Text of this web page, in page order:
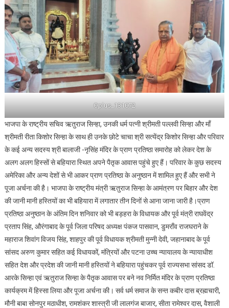
ऋतुराज
सिन्हा
आमंत्रण
पर
होंगी
देश
शामिल
Oplus_131072
भाजपा के राष्ट्रीय सचिव ऋतुराज सिन्हा, उनकी धर्म पत्नी श्रीमती पल्लवी सिन्हा और माँ
श्रीमती रीता किशोर सिन्हा के साथ ही उनके छोटे चाचा श्री सत्येंद्र किशोर सिन्हा और परिवार
के कई अन्य सदस्य श्री बालाजी -नृसिंह मंदिर के प्राण प्रतिष्ठा समारोह को लेकर देश के
अलग अलग हिस्सों से बहियारा स्थित अपने पैतृक आवास पहुंचे हुए हैं। परिवार के कुछ सदस्य
अमेरिका और अन्य देशों से भी आकर प्राण प्रतिष्ठा के अनुष्ठान में शामिल हुए हैं और सभी ने
पूजा अर्चना की है। भाजपा के राष्ट्रीय मंत्री ऋतुराज सिन्हा के आमंत्रण पर बिहार और देश
की जानी मानी हस्तियों का भी बहियारा में लगातार तीन दिनों से आना जाना जारी है।प्राण
प्रतिष्ठा अनुष्ठान के अंतिम दिन शनिवार को भी बड़हरा के विधायक और पूर्व मंत्री राघवेंद्र
प्रताप सिंह, औरंगाबाद के पूर्व जिला परिषद अध्यक्ष पंकज पासवान, डुमराँव राजघराने के
महाराज शिवांग विजय सिंह, शाहपुर की पूर्व विधायक श्रीमती मुन्नी देवी, जहानाबाद के पूर्व
सांसद अरुण कुमार सहित कई विधायकों, मंत्रियों और पटना उच्च न्यायालय के न्यायाधीश
सहित देश और प्रदेश की जानी मानी हस्तियों ने बहियारा पहुंचकर पूर्व राज्यसभा सांसद डॉ.
आरके सिन्हा एवं ऋतुराज सिन्हा के पैतृक आवास पर बने नव निर्मित मंदिर के प्राण प्रतिष्ठा
कार्यक्रम में हिस्सा लिया और पूजा अर्चना की। सर्व धर्म समाज के सन्त कबीर दास ब्रह्मचारी,
मौनी बाबा सोनपुर मठाधीश, रामशंकर शास्त्री जी लालगंज बाजार, सीता रामेश्वर दास, वैशाली